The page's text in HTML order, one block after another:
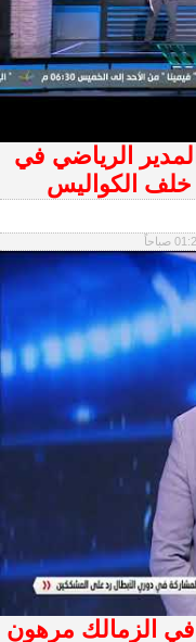
الرياضي في
خلف الكواليس
في الزمالك مرهون